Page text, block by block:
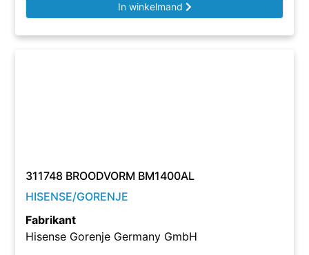
In winkelmand
311748 BROODVORM BM1400AL
HISENSE/GORENJE
Fabrikant
Hisense Gorenje Germany GmbH